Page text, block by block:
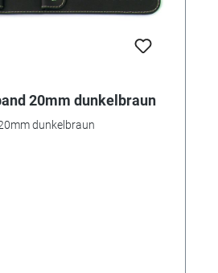
20mm dunkelbraun
dunkelbraun